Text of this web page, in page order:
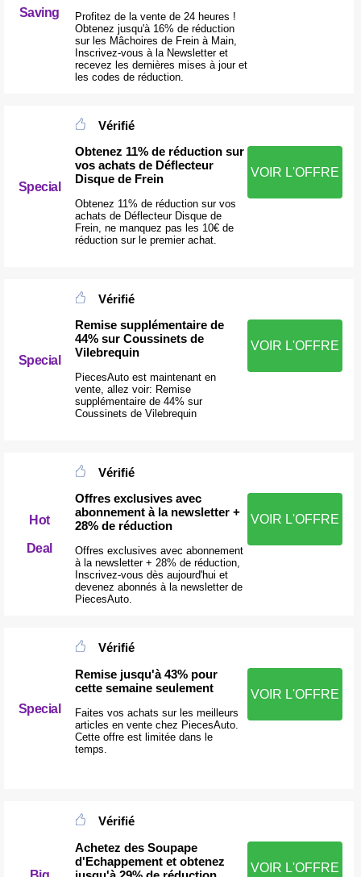
Saving
Profitez de la vente de 24 heures !
Obtenez jusqu'à 16% de réduction
sur les Mâchoires de Frein à Main,
Inscrivez-vous à la Newsletter et
recevez les dernières mises à jour et
les codes de réduction.
Special
Vérifié
Obtenez 11% de réduction sur
vos achats de Déflecteur
Disque de Frein
Obtenez 11% de réduction sur vos
achats de Déflecteur Disque de
Frein, ne manquez pas les 10€ de
réduction sur le premier achat.
VOIR L'OFFRE
Special
Vérifié
Remise supplémentaire de
44% sur Coussinets de
Vilebrequin
PiecesAuto est maintenant en
vente, allez voir: Remise
supplémentaire de 44% sur
Coussinets de Vilebrequin
VOIR L'OFFRE
Hot
Deal
Vérifié
Offres exclusives avec
abonnement à la newsletter +
28% de réduction
Offres exclusives avec abonnement
à la newsletter + 28% de réduction,
Inscrivez-vous dès aujourd'hui et
devenez abonnés à la newsletter de
PiecesAuto.
VOIR L'OFFRE
Special
Vérifié
Remise jusqu'à 43% pour
cette semaine seulement
Faites vos achats sur les meilleurs
articles en vente chez PiecesAuto.
Cette offre est limitée dans le
temps.
VOIR L'OFFRE
Vérifié
Achetez des Soupape
d'Echappement et obtenez
VOIR L'OFFRE